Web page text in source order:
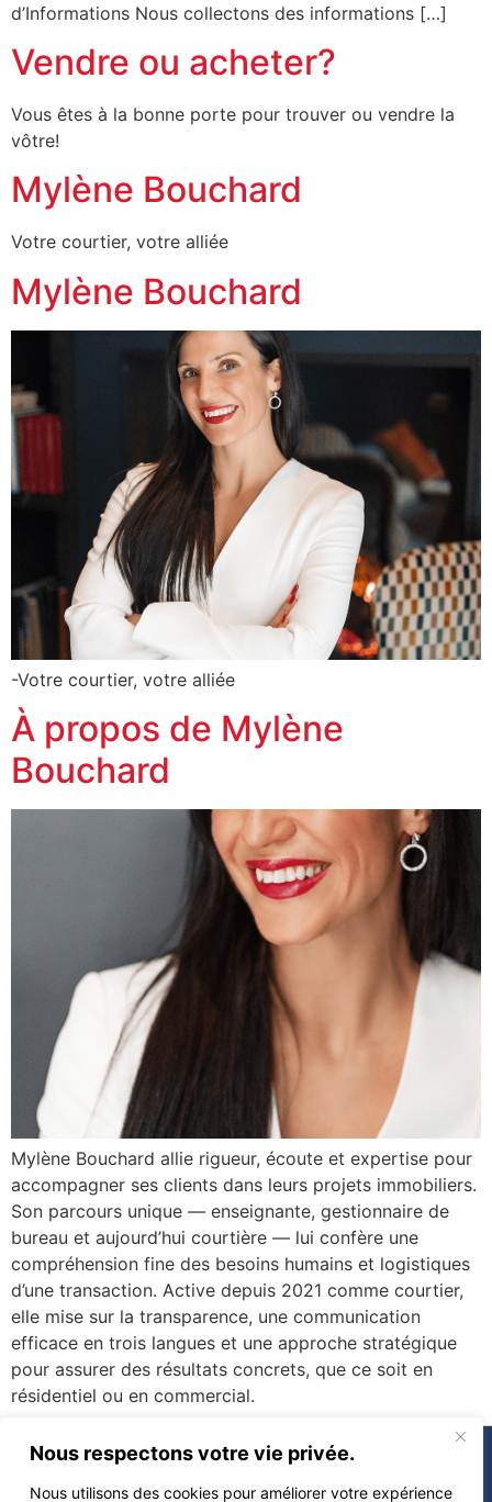
Nous respectons votre vie privée.
Nous utilisons des cookies pour améliorer votre expérience
d’Informations Nous collectons des informations […]
Vendre ou acheter?
Vous êtes à la bonne porte pour trouver ou vendre la
vôtre!
Mylène Bouchard
Votre courtier, votre alliée
Mylène Bouchard
-Votre courtier, votre alliée
À propos de Mylène
Bouchard
Mylène Bouchard allie rigueur, écoute et expertise pour
accompagner ses clients dans leurs projets immobiliers.
Son parcours unique — enseignante, gestionnaire de
bureau et aujourd’hui courtière — lui confère une
compréhension fine des besoins humains et logistiques
d’une transaction. Active depuis 2021 comme courtier,
elle mise sur la transparence, une communication
efficace en trois langues et une approche stratégique
pour assurer des résultats concrets, que ce soit en
résidentiel ou en commercial.
À propos
Vendre